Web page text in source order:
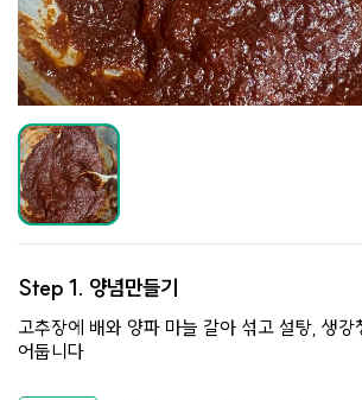
Step 1. 양념만들기
고추장에 배와 양파 마늘 갈아 섞고 설탕, 생강
어둡니다